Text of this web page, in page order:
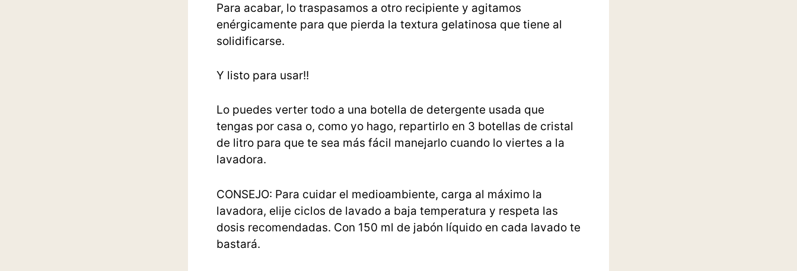
Para acabar, lo traspasamos a otro recipiente y agitamos
enérgicamente para que pierda la textura gelatinosa que tiene al
solidificarse.
Y listo para usar!!
Lo puedes verter todo a una botella de detergente usada que
tengas por casa o, como yo hago, repartirlo en 3 botellas de cristal
de litro para que te sea más fácil manejarlo cuando lo viertes a la
lavadora.
CONSEJO: Para cuidar el medioambiente, carga al máximo la
lavadora, elije ciclos de lavado a baja temperatura y respeta las
dosis recomendadas. Con 150 ml de jabón líquido en cada lavado te
bastará.